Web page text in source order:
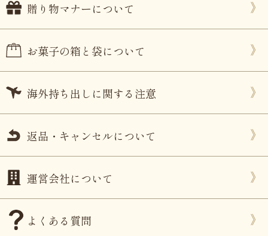
贈り物マナーについて
お菓子の箱と袋について
海外持ち出しに関する注意
返品・キャンセルについて
運営会社について
よくある質問